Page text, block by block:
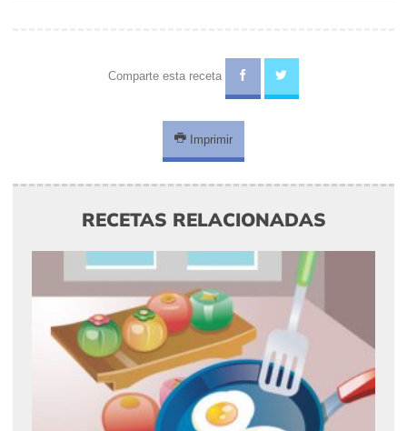
Comparte esta receta
Imprimir
RECETAS RELACIONADAS